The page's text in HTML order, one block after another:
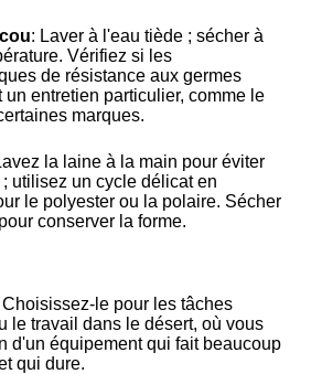
: Laver à l'eau tiède ; sécher à
Vérifiez si les
de résistance aux germes
un entretien particulier, comme le
marques.
la laine à la main pour éviter
utilisez un cycle délicat en
le polyester ou la polaire. Sécher
conserver la forme.
Choisissez-le pour les tâches
le travail dans le désert, où vous
d'un équipement qui fait beaucoup
qui dure.